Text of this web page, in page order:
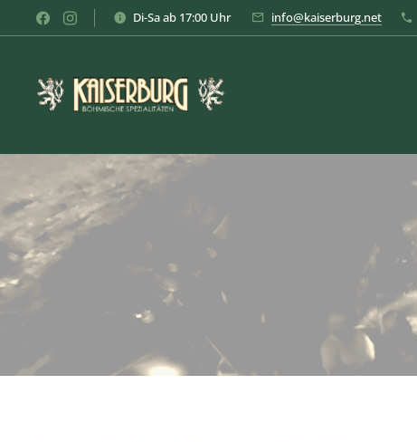
Di-Sa ab 17:00 Uhr info@kaiserburg.net